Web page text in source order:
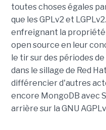
toutes choses égales
que les GPLv2 et
enfreignant la
open source en leur
le tir sur des périodes
dans le sillage de Red
différencier d'autres
encore MongoDB avec
arrière sur la GNU